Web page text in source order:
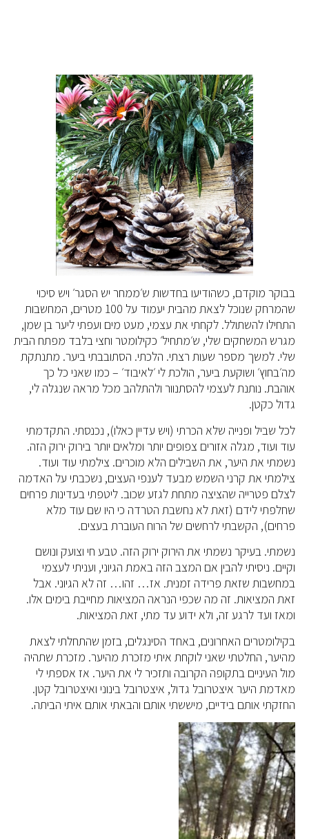
בבוקר מוקדם, כשהודיעו בחדשות ש׳ממחר יש הסגר׳ ויש סיכוי
שהמרחק שנוכל לצאת מהבית יעמוד על 100 מטרים, המחשבות
התחילו להשתולל. לקחתי את עצמי, מעט מים ועפתי ליער בן שמן,
מגרש המשחקים שלי, ש׳מתחיל׳ כקילומטר וחצי בלבד מפתח הבית
שלי. למשך מספר שעות רצתי. הלכתי. הסתובבתי ביער. מתנתקת
מה׳בחוץ׳ ושוקעת ביער, הולכת לי ׳לאיבוד׳ – כמו שאני כל כך
אוהבת. נותנת לעצמי להסתנוור ולהתלהב מכל מראה שנגלה לי,
גדול כקטן.
לכל שביל ופנייה שלא הכרתי (ויש עדיין כאלו), נכנסתי. התקדמתי
עוד ועוד, מגלה אזורים צפופים יותר ומלאים יותר בירוק ירוק הזה.
נשמתי את היער, את השבילים הלא מוכרים. צילמתי עוד ועוד.
צילמתי את קרני השמש מבעד לענפי העצים, נשכבתי על האדמה
לצלם פטרייה שהציצה מתחת לגזע שכוב. ליטפתי בעדינות פרחים
שחלפתי לידם (זאת לא נחשבת הטרדה כי היו שם עוד מלא
פרחים), הקשבתי לרחשים של הרוח העוברת בעצים.
נשמתי. בעיקר נשמתי את הירוק ירוק הזה. טבע חי וצועק ונושם
וקיים. ניסיתי להבין אם המצב הזה באמת הגיוני, ועניתי לעצמי
במחשבות שזאת פרידה זמנית. אז… זהו… זה לא הגיוני. אבל
זאת המציאות. זה מה שכפי הנראה המציאות מחייבת בימים אלו.
ומאז ועד לרגע זה, ולא ידוע עד מתי, זאת המציאות.
בקילומטרים האחרונים, באחד הסינגלים, בזמן שהתחלתי לצאת
מהיער, החלטתי שאני לוקחת איתי מזכרת מהיער. מזכרת שתהיה
מול העיניים בתקופה הקרובה ותזכיר לי את היער. אז אספתי לי
מאדמת היער איצטרובל גדול, איצטרובל בינוני ואיצטרובל קטן.
החזקתי אותם בידיים, מיששתי אותם והבאתי אותם איתי הביתה.